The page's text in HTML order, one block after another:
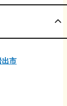
出市